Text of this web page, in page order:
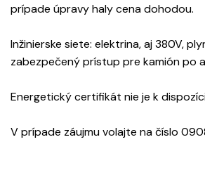
prípade úpravy haly cena dohodou.
Inžinierske siete: elektrina, aj 380V,
zabezpečený prístup pre kamión po
Energetický certifikát nie je k
V prípade záujmu volajte na číslo